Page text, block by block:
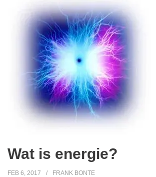
Wat is energie?
FEB 6, 2017
FRANK BONTE